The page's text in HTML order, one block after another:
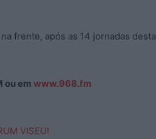
frente, após as 14 jornadas desta
ou em www.968.fm